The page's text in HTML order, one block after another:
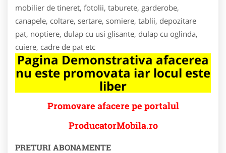
mobilier de tineret, fotolii, taburete, garderobe,
canapele, coltare, sertare, somiere, tablii, depozitare
pat, noptiere, dulap cu usi glisante, dulap cu oglinda,
cuiere, cadre de pat etc
Pagina Demonstrativa afacerea
nu este promovata iar locul este
liber
Promovare afacere pe portalul
ProducatorMobila.ro
PRETURI ABONAMENTE